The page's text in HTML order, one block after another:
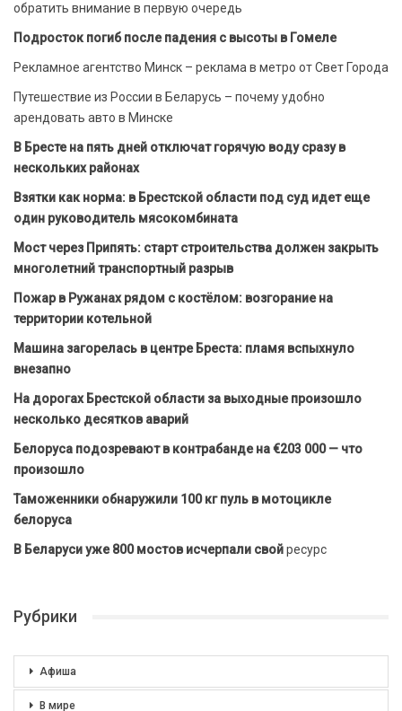
обратить внимание в первую очередь
Подросток погиб после падения с высоты в Гомеле
Рекламное агентство Минск – реклама в метро от Свет Города
Путешествие из России в Беларусь – почему удобно
арендовать авто в Минске
В Бресте на пять дней отключат горячую воду сразу в
нескольких районах
Взятки как норма: в Брестской области под суд идет еще
один руководитель мясокомбината
Мост через Припять: старт строительства должен закрыть
многолетний транспортный разрыв
Пожар в Ружанах рядом с костёлом: возгорание на
территории котельной
Машина загорелась в центре Бреста: пламя вспыхнуло
внезапно
На дорогах Брестской области за выходные произошло
несколько десятков аварий
Белоруса подозревают в контрабанде на €203 000 — что
произошло
Таможенники обнаружили 100 кг пуль в мотоцикле
белоруса
В Беларуси уже 800 мостов исчерпали свойресурс
Рубрики
Афиша
В мире